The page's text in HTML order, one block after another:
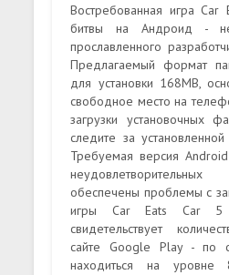
Востребованная игра
битвы на Андроид -
прославленного
Предлагаемый формат
для установки 168MB,
свободное место на
загрузки установочных
следите за
Требуемая версия
обеспечены проблемы с
игры Car Eats Car
свидетельствует
сайте Google Play - по
находиться на уровне